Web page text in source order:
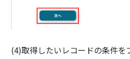
(4)取得したいレコードの条件を